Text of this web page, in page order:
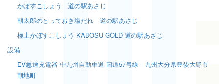
かぼすこしょう 道の駅あさじ
朝太郎のとっておき塩だれ 道の駅あさじ
極上かぼすこしょう KABOSU GOLD 道の駅あさじ
設備
EV急速充電器 中九州自動車道 国道57号線 九州大分県豊後大野市
朝地町